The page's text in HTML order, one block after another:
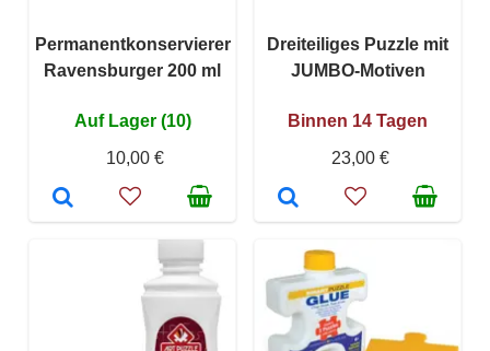
Permanentkonservierer
Ravensburger 200 ml
Auf Lager (10)
10,00 €
Dreiteiliges Puzzle mit
JUMBO-Motiven
Binnen 14 Tagen
23,00 €